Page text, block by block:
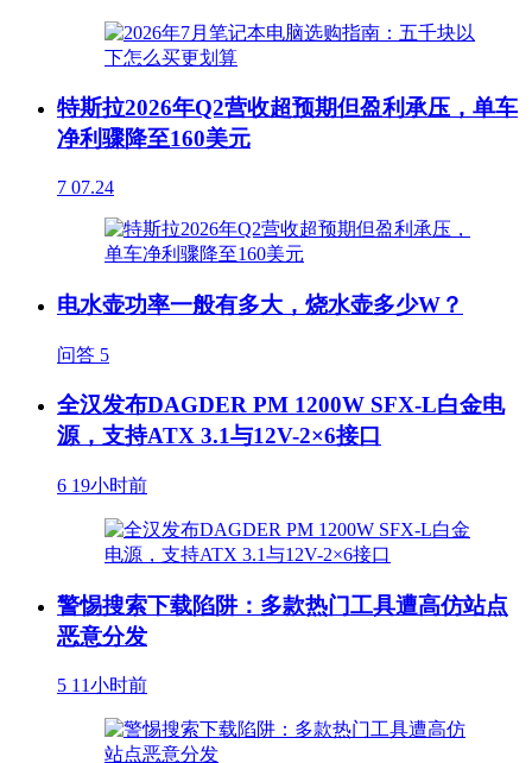
特斯拉2026年Q2营收超预期但盈利承压，单车
净利骤降至160美元
7 07.24
电水壶功率一般有多大，烧水壶多少W？
问答 5
全汉发布DAGDER PM 1200W SFX-L白金电
源，支持ATX 3.1与12V-2×6接口
6 19小时前
警惕搜索下载陷阱：多款热门工具遭高仿站点
恶意分发
5 11小时前